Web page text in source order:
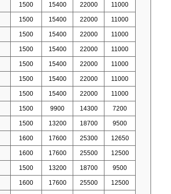
1500 15400 22000 11000
1500 15400 22000 11000
1500 15400 22000 11000
1500 15400 22000 11000
1500 15400 22000 11000
1500 15400 22000 11000
1500 15400 22000 11000
1500 9900 14300 7200
1500 13200 18700 9500
1600 17600 25300 12650
1600 17600 25500 12500
1500 13200 18700 9500
1600 17600 25500 12500